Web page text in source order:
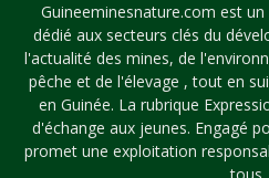
Guineeminesnature.com est
dédié aux secteurs clés du
l'actualité des mines, de
pêche et de l'élevage , tout en
en Guinée. La rubrique
d'échange aux jeunes. Engagé
promet une exploitation